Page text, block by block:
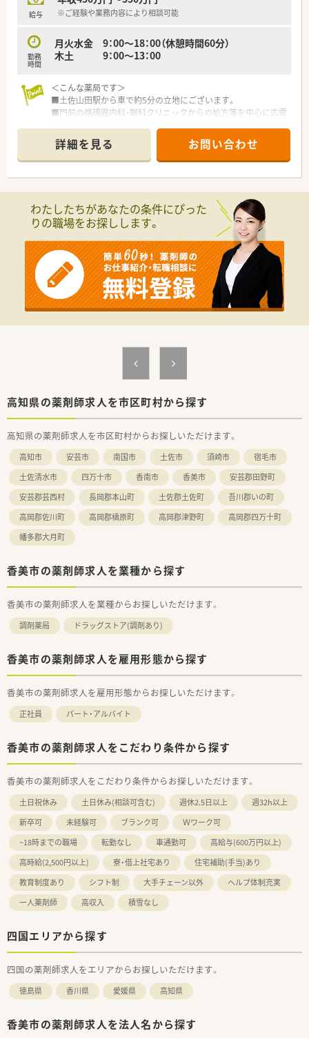
給与 ※ご経験や業務内容により相談可能
勤務
時間
月火水金 9：00～18：00（休憩時間60分）
木土 9：00～13：00
＜こんな薬局です＞
■土佐山田駅から車で約5分の立地にございます。
■門前の循環器内科・眼科クリニックからの処方箋を中心に応需
■店内にはOTC商品も数多く取り揃えがございます。
■当店舗は健康サポート薬局の認定も受けています。
＜業務内容＞
■処方箋枚数は70枚/日程です。
■新人教育プログラム・社内研修・海外研修・医療コンサルト（薬
剤師・薬学博士）による特別研修 等
＜法人概要＞
■高知県で主要な総合病院から地域密着型病院まで対応したか
かりつけ薬局として複数店舗運営されています。
法人の特徴として病院前の店舗展開をされているため大変勉
■薬剤師と管理栄養士が連携した健康サポートを行っていま
す。3店舗が、厚生労働省基準適合の健康サポート薬局として認
なども在籍しています。
■社長も薬剤師として長くお勤めされてきたこともあり、現場に
また、薬剤師を成長させたいという思いも強く、熱心な研修体
制を整えられています。
■福利厚生や研修制度も充実しています。
＜こんな方にもおススメ＞
■18時定時です。
ライフワークバランスを重視されたい方
■研修体制も充実です。
薬剤師としてスキルアップをお考えの方
詳細を見る お問い合わせ
わたしたちがあなたの条件にぴった
りの職場をお探しします。
高知県の薬剤師求人を市区町村から探す
高知県の薬剤師求人を市区町村からお探しいただけます。
高知市 安芸市 南国市 土佐市 須崎市
宿毛市
土佐清水市
四万十市 香南市 香美市
安芸郡田野町
安芸郡芸西村
長岡郡本山町 土佐郡土佐町
吾川郡いの町
高岡郡佐川町
高岡郡檮原町 高岡郡津野町
高岡郡四万十町
幡多郡大月町
香美市の薬剤師求人を業種から探す
香美市の薬剤師求人を業種からお探しいただけます。
調剤薬局 ドラッグストア(調剤あり)
香美市の薬剤師求人を雇用形態から探す
香美市の薬剤師求人を雇用形態からお探しいただけます。
正社員 パート・アルバイト
香美市の薬剤師求人をこだわり条件から探す
香美市の薬剤師求人をこだわり条件からお探しいただけます。
土日祝休み 土日休み(相談可含む) 週休2.5日以上
週32h以上
新卒可
未経験可 ブランク可
Ｗワーク可
~18時までの職場
転勤なし 車通勤可
高給与(600万円以上)
高時給(2,500円以上)
寮・借上社宅あり
住宅補助(手当)あり
教育制度あり
シフト制 大手チェーン以外
ヘルプ体制充実
一人薬剤師
高収入 積雪なし
四国エリアから探す
四国の薬剤師求人をエリアからお探しいただけます。
徳島県 香川県 愛媛県 高知県
香美市の薬剤師求人を法人名から探す